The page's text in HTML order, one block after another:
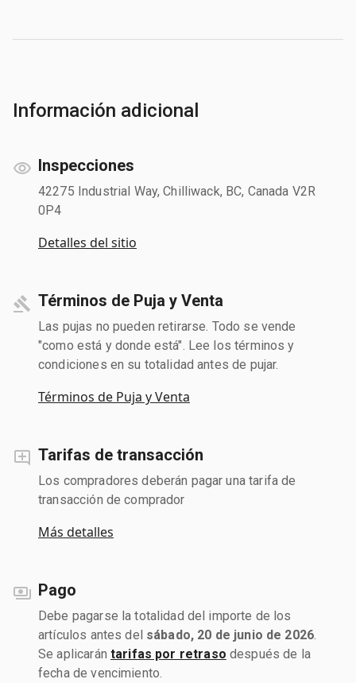
Información adicional
Inspecciones
42275 Industrial Way, Chilliwack, BC, Canada V2R
0P4
Detalles del sitio
Términos de Puja y Venta
Las pujas no pueden retirarse. Todo se vende
"como está y donde está". Lee los términos y
condiciones en su totalidad antes de pujar.
Términos de Puja y Venta
Tarifas de transacción
Los compradores deberán pagar una tarifa de
transacción de comprador
Más detalles
Pago
Debe pagarse la totalidad del importe de los
artículos antes del sábado, 20 de junio de 2026
Se aplicarán tarifas por retraso después de la
fecha de vencimiento.